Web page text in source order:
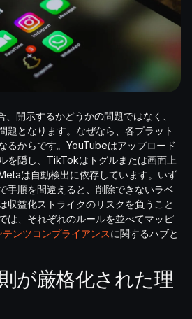
開示するかどうかの問題ではなく、
題となります。なぜなら、各プラット
るからです。YouTubeはアップロード
を隠し、TikTokはトグルまたは画面上
は自動検出に依存しています。いず
手順を間違えると、削除できないラベ
収益化ストライクのリスクを負うこと
は、それぞれのルールを並べてマッピ
ンツコンプライアンスに関するハブと
が厳格化された理